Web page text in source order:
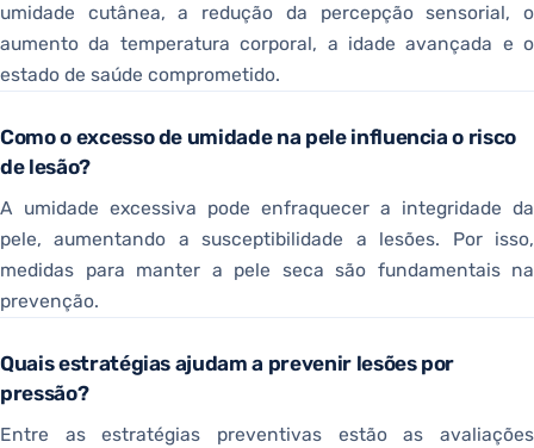
umidade cutânea, a redução da percepção sensorial, o
aumento da temperatura corporal, a idade avançada e o
estado de saúde comprometido.
Como o excesso de umidade na pele influencia o risco
de lesão?
A umidade excessiva pode enfraquecer a integridade da
pele, aumentando a susceptibilidade a lesões. Por isso,
medidas para manter a pele seca são fundamentais na
prevenção.
Quais estratégias ajudam a prevenir lesões por
pressão?
Entre as estratégias preventivas estão as avaliações